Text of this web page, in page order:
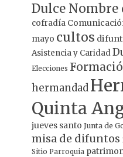
Dulce Nombre
cofradía
mayo cultos
Asistencia y Caridad
Elecciones
hermandad
Quinta
jueves santo Junta de
misa de difuntos
Sitio Parroquia